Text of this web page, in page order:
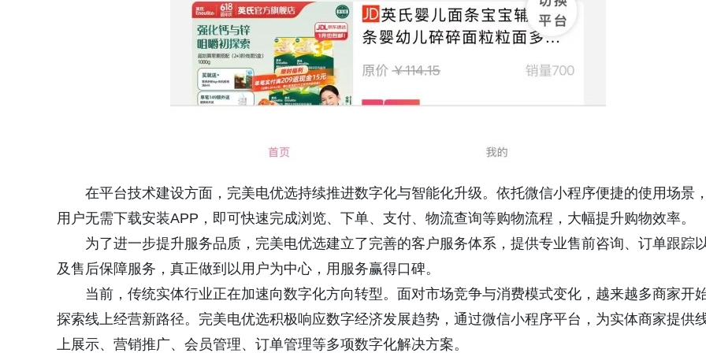
在平台技术建设方面，完美电优选持续推进数字化与智能化升级。依托微信小程序便捷的使用场景，
用户无需下载安装APP，即可快速完成浏览、下单、支付、物流查询等购物流程，大幅提升购物效率。
为了进一步提升服务品质，完美电优选建立了完善的客户服务体系，提供专业售前咨询、订单跟踪
及售后保障服务，真正做到以用户为中心，用服务赢得口碑。
当前，传统实体行业正在加速向数字化方向转型。面对市场竞争与消费模式变化，越来越多商家开
探索线上经营新路径。完美电优选积极响应数字经济发展趋势，通过微信小程序平台，为实体商家提供
上展示、营销推广、会员管理、订单管理等多项数字化解决方案。